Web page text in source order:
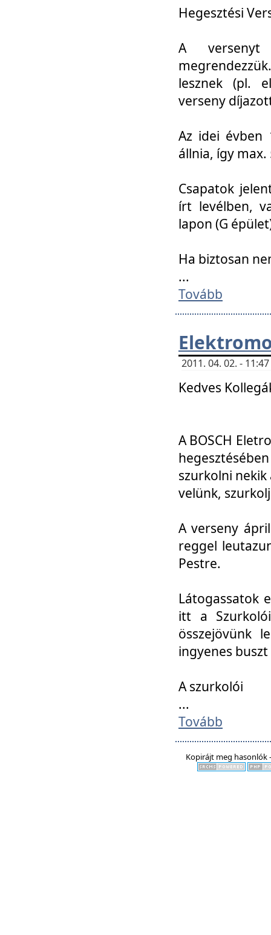
Hegesztési
A versenyt
lesznek (pl.
verseny
Az idei évben
állnia, így
Csapatok
írt levélben,
lapon (G
Ha biztosan
...
Tovább
2011. 04. 02. -
Kedves
A BOSCH
szurkolni
velünk,
A verseny
reggel
Pestre.
Látogassatok
itt a
összejövünk
ingyenes
A szurkolói
...
Tovább
Kopirájt meg hasonlók